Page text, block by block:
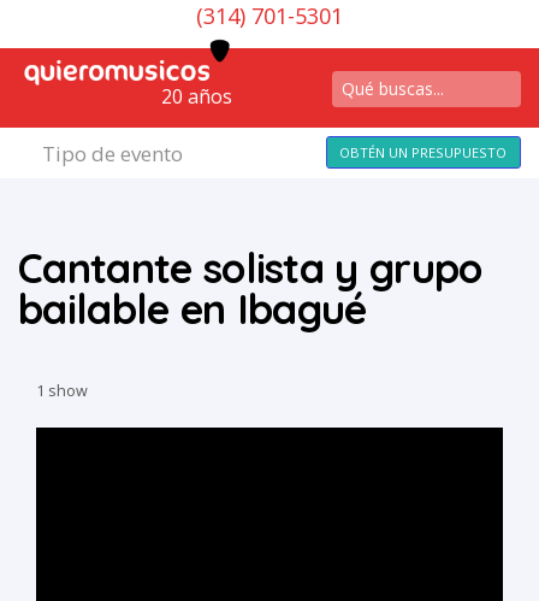
(314) 701-5301
20 años
Tipo de evento OBTÉN UN PRESUPUESTO
Cantante solista y grupo
bailable en Ibagué
1 show